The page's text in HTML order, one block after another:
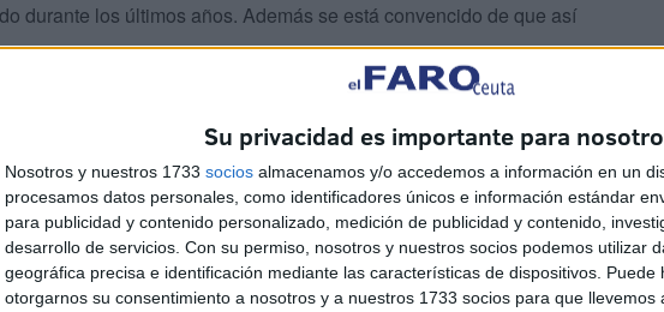
Su privacidad es importante para
Nosotros y nuestros 1733 socios almacenamos y/o accedemos a información en un
procesamos datos personales, como identificadores únicos e información estándar
para publicidad y contenido personalizado, medición de publicidad y contenido,
desarrollo de servicios. Con su permiso, nosotros y nuestros socios podemos utilizar
geográfica precisa e identificación mediante las características de dispositivos. Puede
otorgarnos su consentimiento a nosotros y a nuestros 1733 socios para que llevemos
durante los últimos años. Además se está convencido de que así
Las claves